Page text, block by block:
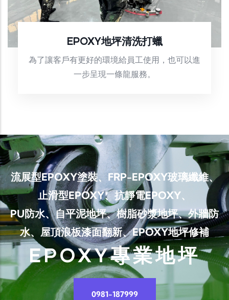
EPOXY地坪清洗打蠟
為了讓客戶有更好的環境給員工使用，也可以進
一步呈現一條龍服務。
流展型EPOXY塗裝、FRP-EPOXY玻璃纖維、
止滑型EPOXY、抗靜電EPOXY、
PU防水、自平泥地坪、樹脂砂漿地坪、外牆防
水、屋頂浪板漆面翻新、EPOXY地坪修補
EPOXY專業地坪
0981-187999